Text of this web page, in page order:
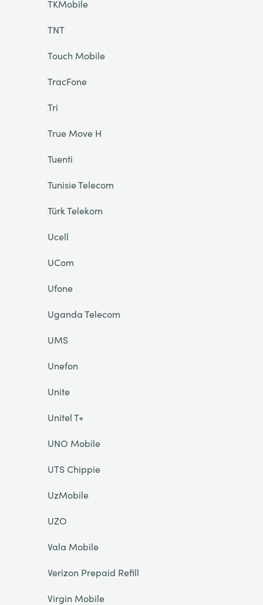
TKMobile
TNT
Touch Mobile
TracFone
Tri
True Move H
Tuenti
Tunisie Telecom
Türk Telekom
Ucell
UCom
Ufone
Uganda Telecom
UMS
Unefon
Unite
Unitel T+
UNO Mobile
UTS Chippie
UzMobile
UZO
Vala Mobile
Verizon Prepaid Refill
Virgin Mobile